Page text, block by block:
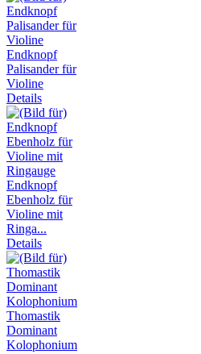
Endknopf
Palisander für
Violine
Details
Endknopf
Ebenholz für
Violine mit
Ringa...
Details
Thomastik
Dominant
Kolophonium